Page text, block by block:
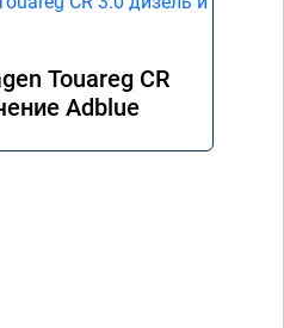
Touareg CR
Adblue